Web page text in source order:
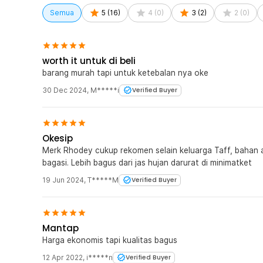
sehingga tetap nyaman dipakai untuk riding maupun
penggunaan harian di musim hujan.
Ringan dan Mudah Disimpan
Material EVA membuat jas hujan memiliki bobot ringan
Setelah digunakan, jas hujan dapat dilipat dengan
commuting, touring, maupun traveling.
Kelengkapan Produk
Rincian yang Anda dapatkan untuk pembelian produk ini:
1 x Rhodey Jas Hujan Ponco Anti Rembes Dewasa
Semua 5 (16) 4 (0) 3 (2) 2 (0)
worth it untuk di beli
barang murah tapi untuk ketebalan nya oke
30 Dec 2024, M*****i Verified Buyer
Okesip
Merk Rhodey cukup rekomen selain keluarga Taff,
bagasi. Lebih bagus dari jas hujan darurat di minimatket
19 Jun 2024, T*****M Verified Buyer
Mantap
Harga ekonomis tapi kualitas bagus
12 Apr 2022, i*****n Verified Buyer